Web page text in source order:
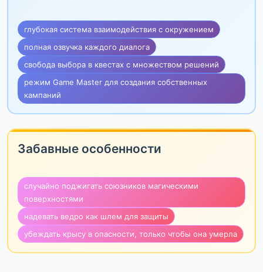
глубокая система взаимодействия с окружением
полная озвучка каждого диалога
свобода выбора в квестах с множеством решений
режим Game Master для создания собственных
кампаний
Забавные особенности
случайно поджигать союзников магическими
поверхностями
надевать ведро как шлем для защиты
убеждать крысу в опасности, только чтобы она умерла